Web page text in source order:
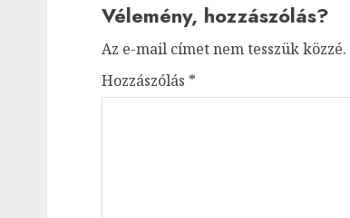
Vélemény, hozzászólás?
Az e-mail címet nem tesszük közzé.
Hozzászólás *